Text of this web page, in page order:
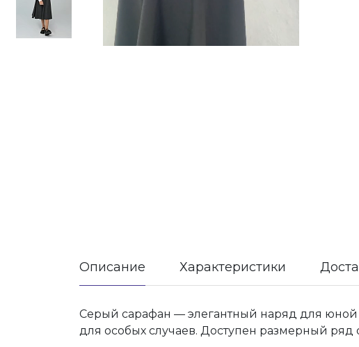
Описание Характеристики
Серый сарафан — элегантный наряд для
для особых случаев. Доступен размерный ряд